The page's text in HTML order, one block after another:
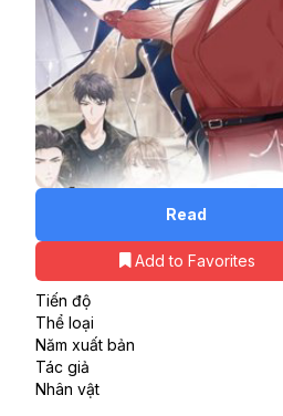
Read
Add to Favorites
Tiến độ
Thể loại
Năm xuất bản
Tác giả
Nhân vật